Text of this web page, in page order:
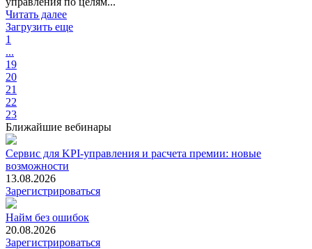
Читать далее
Загрузить еще
1
...
19
20
21
22
23
Ближайшие вебинары
Сервис для KPI-управления и расчета премии: новые
возможности
13.08.2026
Зарегистрироваться
Найм без ошибок
20.08.2026
Зарегистрироваться